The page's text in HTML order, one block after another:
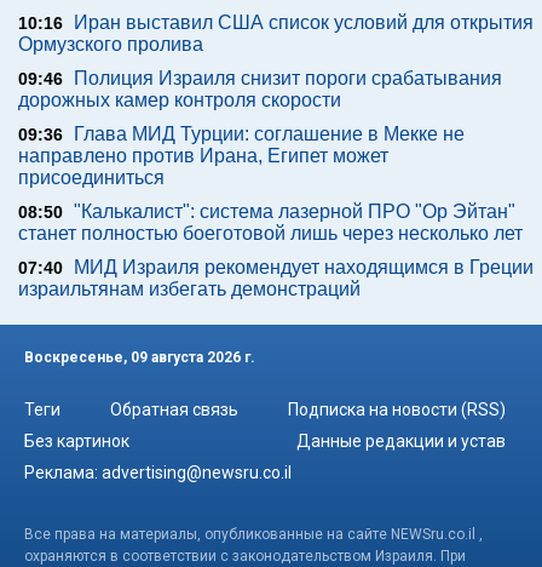
10:16
Иран выставил США список условий для открытия
Ормузского пролива
09:46
Полиция Израиля снизит пороги срабатывания
дорожных камер контроля скорости
09:36
Глава МИД Турции: соглашение в Мекке не
направлено против Ирана, Египет может
присоединиться
08:50 "Калькалист": система лазерной ПРО "Ор Эйтан"
станет полностью боеготовой лишь через несколько лет
07:40
МИД Израиля рекомендует находящимся в Греции
израильтянам избегать демонстраций
Воскресенье, 09 августа 2026 г.
Теги Обратная связь
Подписка на новости (RSS)
Без картинок
Данные редакции и устав
Реклама: advertising@newsru.co.il
Все права на материалы, опубликованные на сайте NEWSru.co.il ,
охраняются в соответствии с законодательством Израиля. При